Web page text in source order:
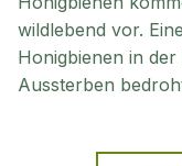
wildlebend vor.
Honigbienen in
Aussterben